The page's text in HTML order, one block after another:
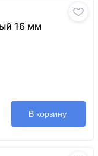
16 мм
В корзину